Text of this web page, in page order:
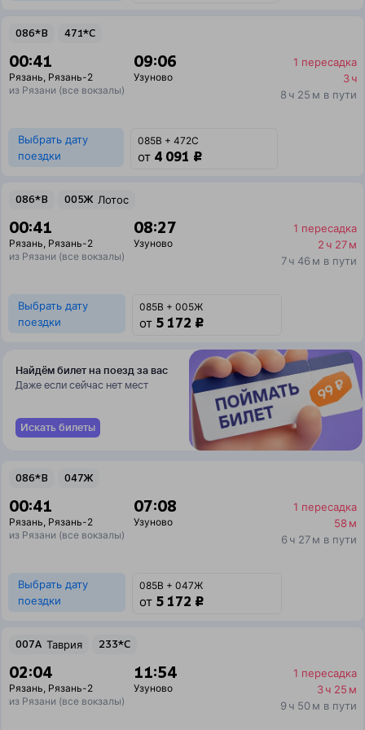
086*В 471*С
00:41
Рязань, Рязань-2
из Рязани (все вокзалы)
09:06
Узуново
1 пересадка
3 ч
8 ч 25 м в пути
Выбрать дату
поездки
085В + 472С
от 4 091 ₽
086*В 005Ж Лотос
00:41
Рязань, Рязань-2
из Рязани (все вокзалы)
08:27
Узуново
1 пересадка
2 ч 27 м
7 ч 46 м в пути
Выбрать дату
поездки
085В + 005Ж
от 5 172 ₽
Найдём билет на поезд за вас
Даже если сейчас нет мест
Искать билеты
086*В 047Ж
00:41
Рязань, Рязань-2
из Рязани (все вокзалы)
07:08
Узуново
1 пересадка
58 м
6 ч 27 м в пути
Выбрать дату
поездки
085В + 047Ж
от 5 172 ₽
007А Таврия 233*С
02:04
Рязань, Рязань-2
из Рязани (все вокзалы)
11:54
Узуново
1 пересадка
3 ч 25 м
9 ч 50 м в пути